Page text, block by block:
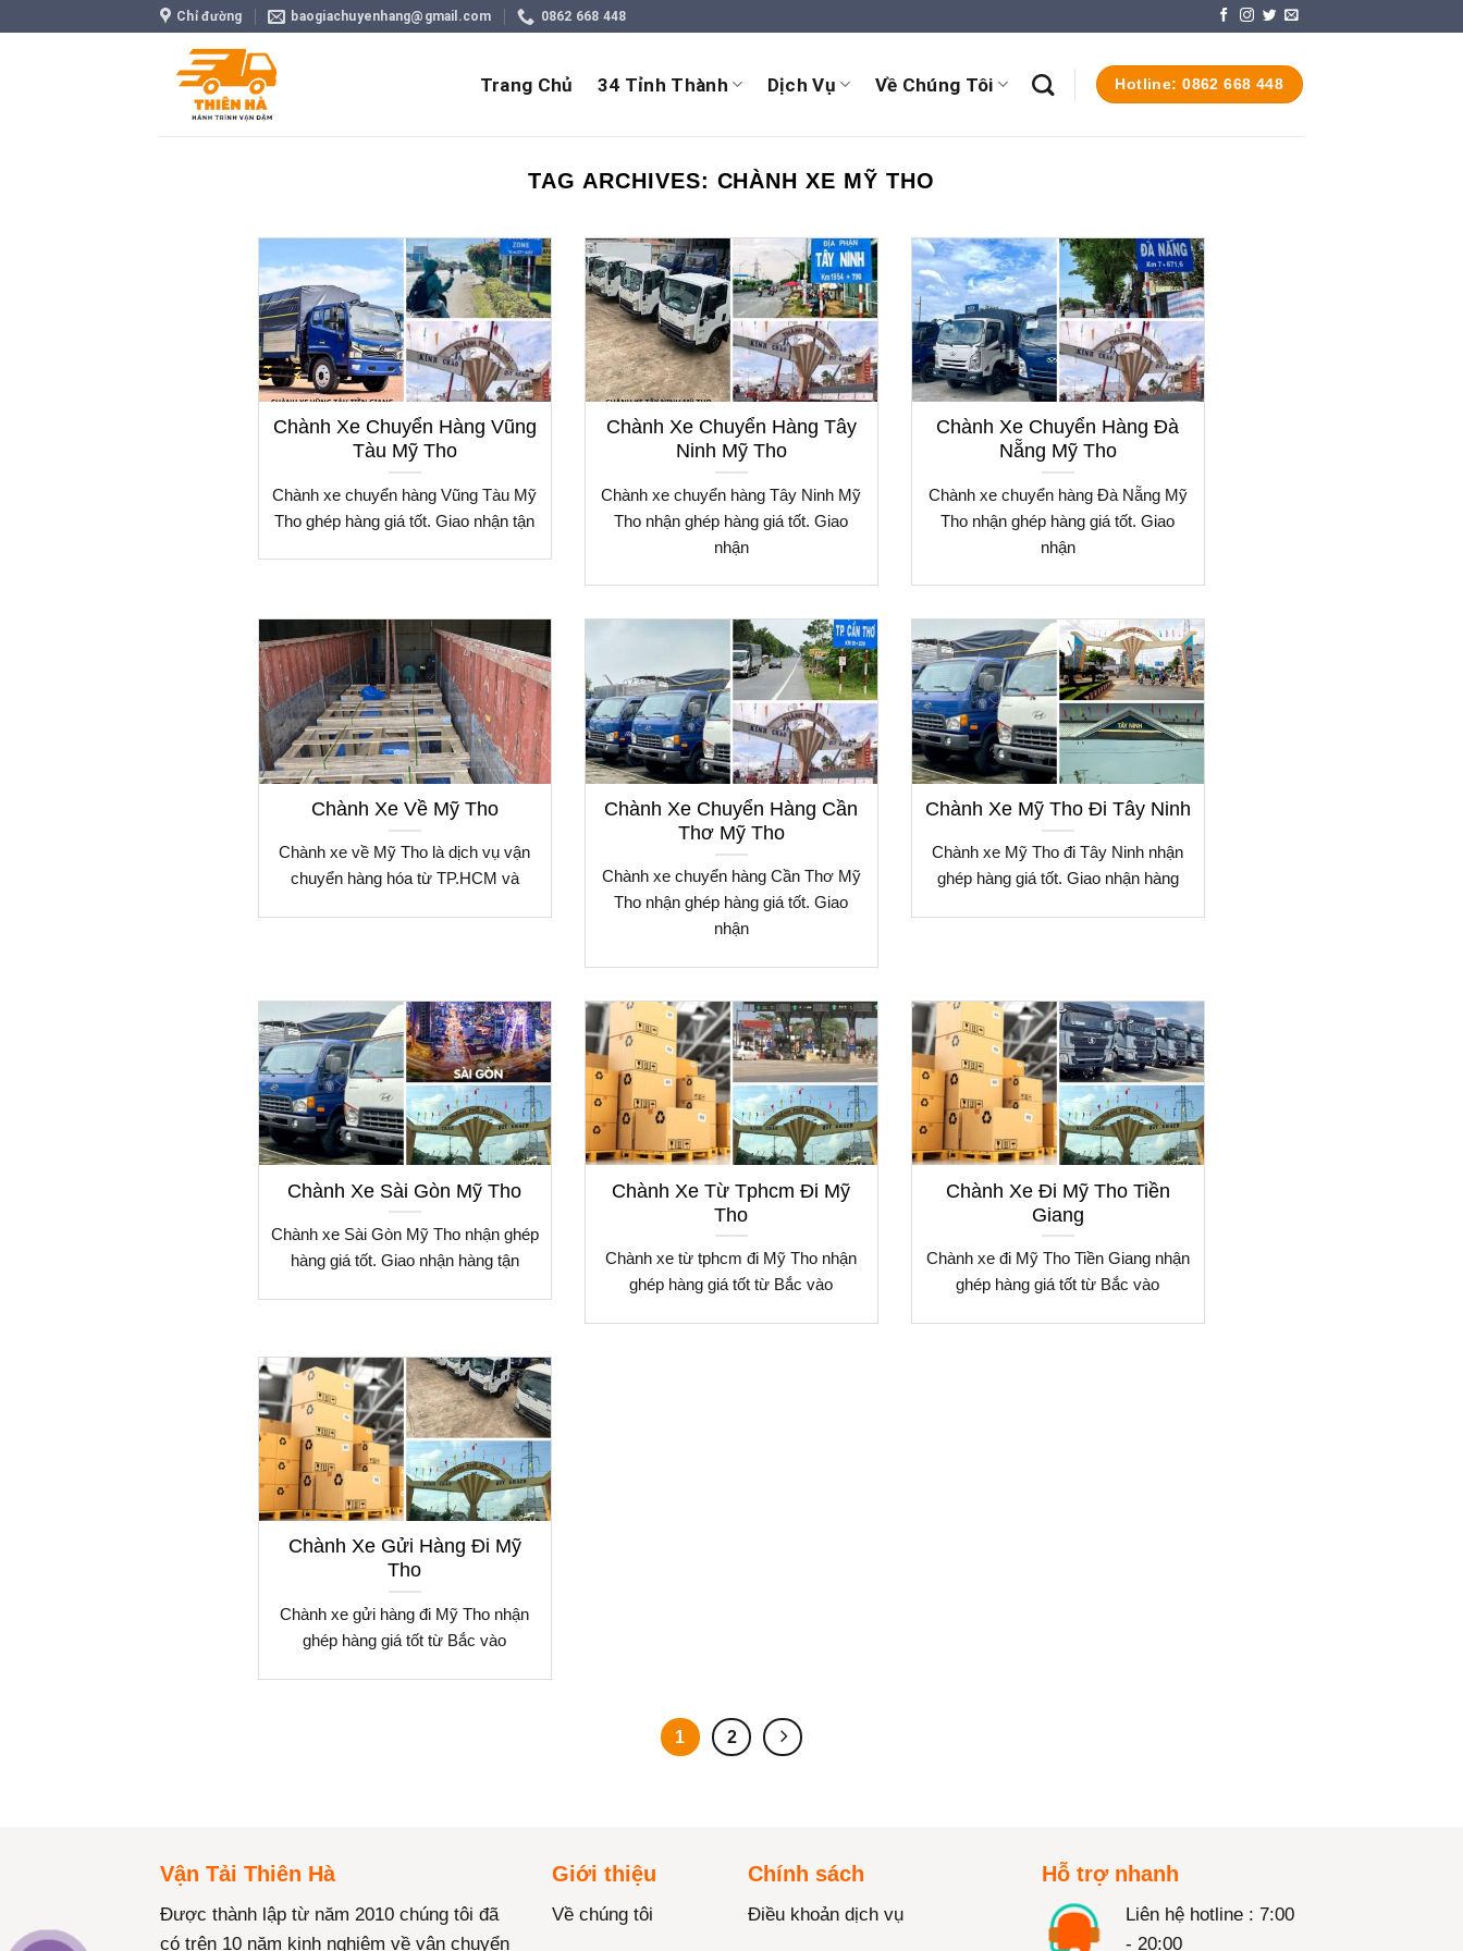
Chỉ đường baogiachuyenhang@gmail.com 0862 668 448
Trang Chủ 34 Tỉnh Thành Dịch Vụ Về Chúng Tôi Hotline: 0862 668 448
TAG ARCHIVES: CHÀNH XE MỸ THO
Chành Xe Chuyển Hàng Vũng
Tàu Mỹ Tho
Chành xe chuyển hàng Vũng Tàu Mỹ
Tho ghép hàng giá tốt. Giao nhận tận
Chành Xe Chuyển Hàng Tây
Ninh Mỹ Tho
Chành xe chuyển hàng Tây Ninh Mỹ
Tho nhận ghép hàng giá tốt. Giao
nhận
Chành Xe Chuyển Hàng Đà
Nẵng Mỹ Tho
Chành xe chuyển hàng Đà Nẵng Mỹ
Tho nhận ghép hàng giá tốt. Giao
nhận
Chành Xe Về Mỹ Tho
Chành xe về Mỹ Tho là dịch vụ vận
chuyển hàng hóa từ TP.HCM và
Chành Xe Chuyển Hàng Cần
Thơ Mỹ Tho
Chành xe chuyển hàng Cần Thơ Mỹ
Tho nhận ghép hàng giá tốt. Giao
nhận
Chành Xe Mỹ Tho Đi Tây Ninh
Chành xe Mỹ Tho đi Tây Ninh nhận
ghép hàng giá tốt. Giao nhận hàng
Chành Xe Sài Gòn Mỹ Tho
Chành xe Sài Gòn Mỹ Tho nhận ghép
hàng giá tốt. Giao nhận hàng tận
Chành Xe Từ Tphcm Đi Mỹ
Tho
Chành xe từ tphcm đi Mỹ Tho nhận
ghép hàng giá tốt từ Bắc vào
Chành Xe Đi Mỹ Tho Tiền
Giang
Chành xe đi Mỹ Tho Tiền Giang nhận
ghép hàng giá tốt từ Bắc vào
Chành Xe Gửi Hàng Đi Mỹ
Tho
Chành xe gửi hàng đi Mỹ Tho nhận
ghép hàng giá tốt từ Bắc vào
1 2
Vận Tải Thiên Hà
Được thành lập từ năm 2010 chúng tôi đã
có trên 10 năm kinh nghiệm về vận chuyển
Giới thiệu
Về chúng tôi
Chính sách
Điều khoản dịch vụ
Hỗ trợ nhanh
Liên hệ hotline : 7:00
- 20:00